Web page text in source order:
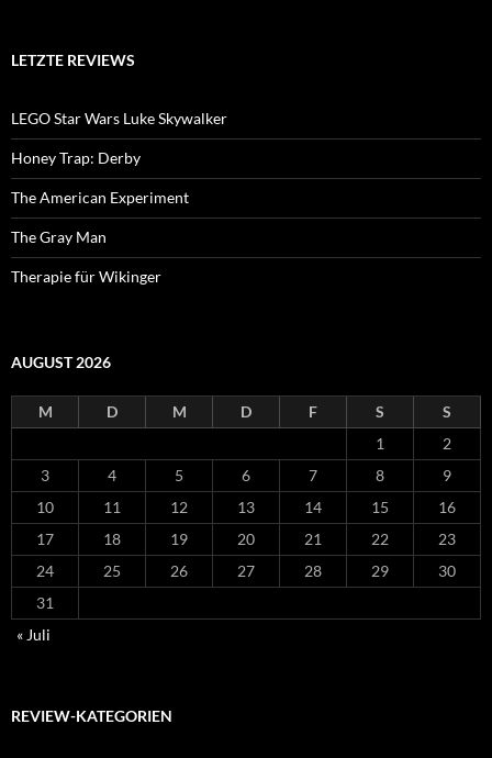
LETZTE REVIEWS
LEGO Star Wars Luke Skywalker
Honey Trap: Derby
The American Experiment
The Gray Man
Therapie für Wikinger
AUGUST 2026
M D M D F S
S
1
2
3
4 5 6 7 8
9
10
11 12 13 14 15
16
17
18 19 20 21 22
23
24
25 26 27 28 29
30
31
« Juli
REVIEW-KATEGORIEN